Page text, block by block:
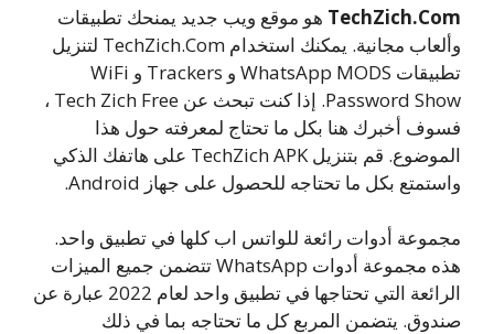
TechZich.Com هو موقع ويب جديد يمنحك تطبيقات
وألعاب مجانية. يمكنك استخدام TechZich.Com لتنزيل
تطبيقات WhatsApp MODS و Trackers و WiFi
Password Show. إذا كنت تبحث عن Tech Zich Free ،
فسوف أخبرك هنا بكل ما تحتاج لمعرفته حول هذا
الموضوع. قم بتنزيل TechZich APK على هاتفك الذكي
واستمتع بكل ما تحتاجه للحصول على جهاز Android.
مجموعة أدوات رائعة للواتس اب كلها في تطبيق واحد.
هذه مجموعة أدوات WhatsApp تتضمن جميع الميزات
الرائعة التي تحتاجها في تطبيق واحد لعام 2022 عبارة عن
صندوق. يتضمن المربع كل ما تحتاجه بما في ذلك